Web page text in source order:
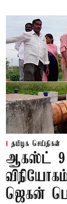
தமிழக செய்திகள்
ஆகஸ்ட் 9
ஜெகன்